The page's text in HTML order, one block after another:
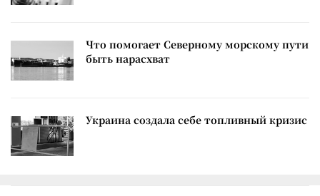
Что помогает Северному морскому пути
быть нарасхват
Украина создала себе топливный кризис